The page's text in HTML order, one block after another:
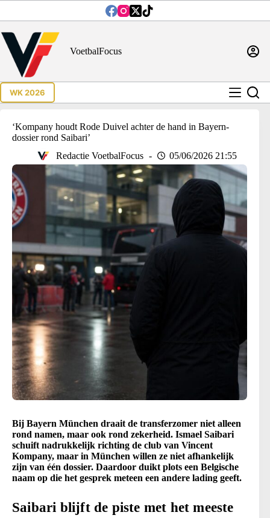
inhoud
VoetbalFocus
WK 2026
‘Kompany houdt Rode Duivel achter de hand in Bayern-
dossier rond Saibari’
Redactie VoetbalFocus
05/06/2026 21:55
Bij Bayern München draait de transferzomer niet alleen
rond namen, maar ook rond zekerheid. Ismael Saibari
schuift nadrukkelijk richting de club van Vincent
Kompany, maar in München willen ze niet afhankelijk
zijn van één dossier. Daardoor duikt plots een Belgische
naam op die het gesprek meteen een andere lading geeft.
Saibari blijft de piste met het meeste